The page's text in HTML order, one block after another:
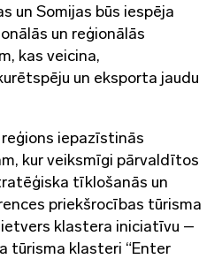
un Somijas būs iespēja
un reģionālās
kas veicina,
un eksporta jaudu
iepazīstinās
kur veiksmīgi pārvaldītos
tīklošanās un
priekšrocības tūrisma
ietvers klastera iniciatīvu –
tūrisma klasteri “Enter